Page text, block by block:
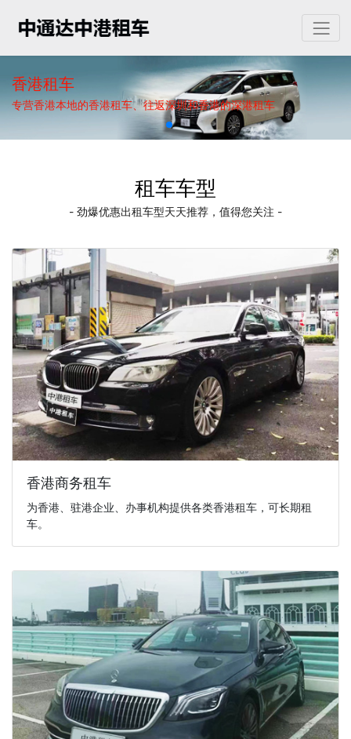
香港租车
专营香港本地的香港租车、往返深圳和香港的深港租车
租车车型
- 劲爆优惠出租车型天天推荐，值得您关注 -
香港商务租车
为香港、驻港企业、办事机构提供各类香港租车，可长期租
车。